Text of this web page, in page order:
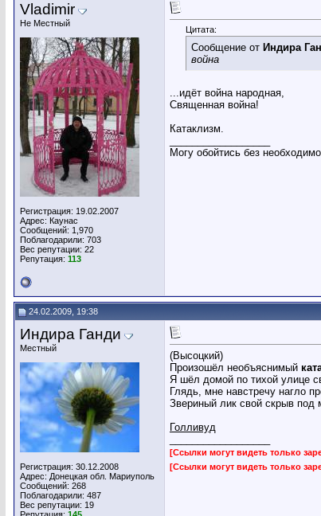
Vladimir
Не Местный
Регистрация: 19.02.2007
Адрес: Каунас
Сообщений: 1,970
Поблагодарили: 703
Вес репутации: 22
Репутация: 113
Цитата:
Сообщение от Индира
война
...идёт война народная,
Священная война!
Катаклизм.
Могу обойтись без
24.02.2009, 19:38
Индира Ганди
Местный
Регистрация: 30.12.2008
Адрес: Донецкая обл. Мариуполь
Сообщений: 268
Поблагодарили: 487
Вес репутации: 19
(Высоцкий)
Произошёл необъяснимый
Я шёл домой по тихой улице
Глядь, мне навстречу нагло
Звериный лик свой скрыв под
Голливуд
[Ссылки могут видеть только
[Ссылки могут видеть только